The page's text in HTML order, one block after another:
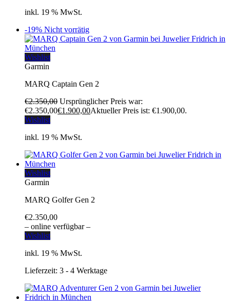
inkl. 19 % MwSt.
-19% Nicht vorrätig
Wishlist
Garmin
MARQ Captain Gen 2
€2.350,00 Ursprünglicher Preis war:
€2.350,00€1.900,00Aktueller Preis ist: €1.900,00.
Wishlist
inkl. 19 % MwSt.
Wishlist
Garmin
MARQ Golfer Gen 2
€2.350,00
– online verfügbar –
Wishlist
inkl. 19 % MwSt.
Lieferzeit: 3 - 4 Werktage